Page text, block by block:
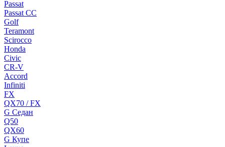
Passat
Passat CC
Golf
Teramont
Scirocco
Honda
Civic
CR-V
Accord
Infiniti
FX
QX70 / FX
G Cедан
Q50
QX60
G Купе